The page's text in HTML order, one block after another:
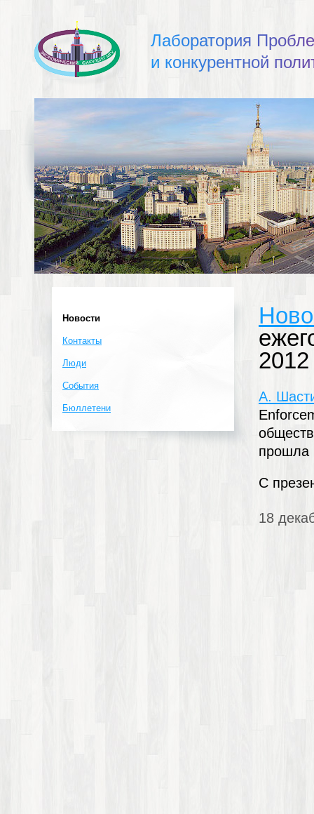
Лаборатория Пробле
и конкурентной поли
Новости
Контакты
Люди
События
Бюллетени
2012
А.
прошла
С
18